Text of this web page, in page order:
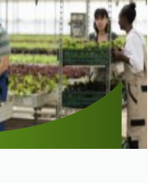
DESCUBRA